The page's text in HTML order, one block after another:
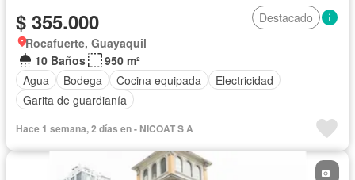
$ 355.000
Destacado
Rocafuerte, Guayaquil
10 Baños
950 m²
Agua
Bodega Cocina equipada
Electricidad
Garita de guardianía
Hace 1 semana, 2 días en - NICOAT S A